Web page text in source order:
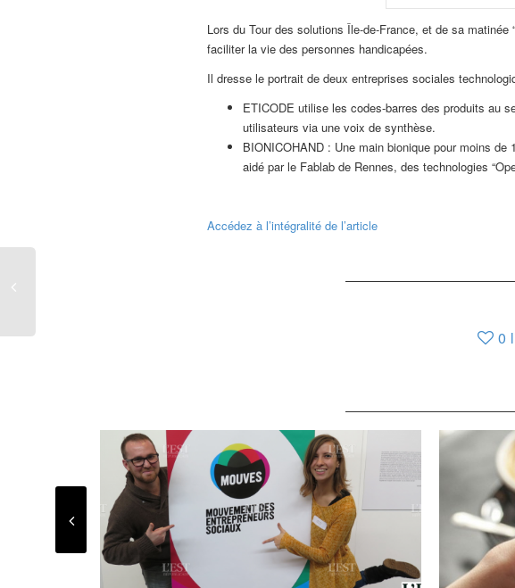
Lors du Tour des solutions Île-de-France, et de sa
faciliter la vie des personnes handicapées.
Il dresse le portrait de deux entreprises sociales
ETICODE utilise les codes-barres des produits au
utilisateurs via une voix de synthèse.
BIONICOHAND : Une main bionique pour moins
aidé par le Fablab de Rennes, des technologies
Accédez à l’intégralité de l’article
0